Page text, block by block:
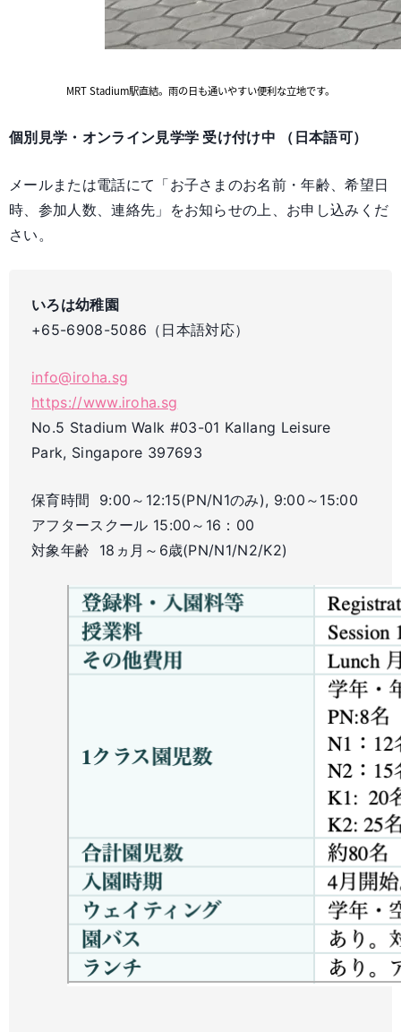
MRT Stadium駅直結。雨の日も通いやすい便利な立地です。
個別見学・オンライン見学学 受け付け中 （日本語可）
メールまたは電話にて「お子さまのお名前・年齢、希望日
時、参加人数、連絡先」をお知らせの上、お申し込みくだ
さい。
いろは幼稚園
+65-6908-5086（日本語対応）
info@iroha.sg
https://www.iroha.sg
No.5 Stadium Walk #03-01 Kallang Leisure
Park, Singapore 397693
保育時間 9:00～12:15(PN/N1のみ), 9:00～15:00
アフタースクール 15:00～16：00
対象年齢 18ヵ月～6歳(PN/N1/N2/K2)